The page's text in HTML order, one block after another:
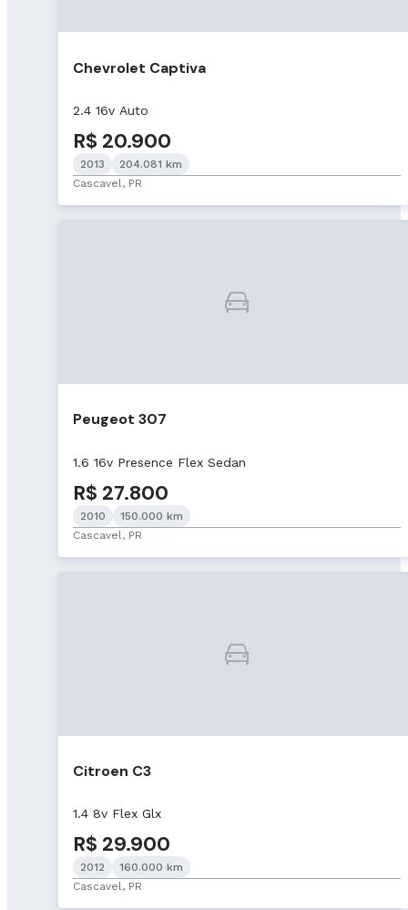
Chevrolet Captiva
2.4 16v Auto
R$ 20.900
2013
204.081 km
Cascavel, PR
Peugeot 307
1.6 16v Presence Flex Sedan
R$ 27.800
2010
150.000 km
Cascavel, PR
Citroen C3
1.4 8v Flex Glx
R$ 29.900
2012
160.000 km
Cascavel, PR